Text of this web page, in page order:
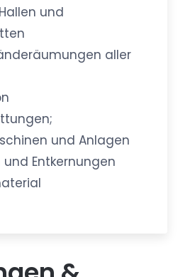
und
aller
und Anlagen
Entkernungen